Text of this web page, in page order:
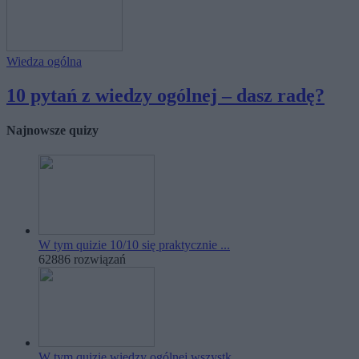
Wiedza ogólna
10 pytań z wiedzy ogólnej – dasz radę?
Najnowsze quizy
W tym quizie 10/10 się praktycznie ...
62886 rozwiązań